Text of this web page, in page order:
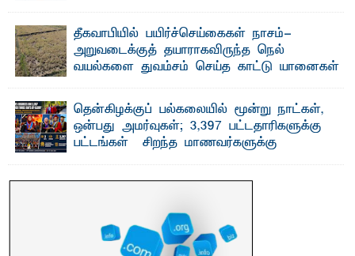
தீகவாபியில் பயிர்ச்செய்கைகள் நாசம்-
அறுவடைக்குத் தயாராகவிருந்த நெல்
வயல்களை துவம்சம் செய்த காட்டு யானைகள்
காணப்பட்ட பல ...தென்கிழக்குப் பல்கலையில் மூன்று நாட்கள்,
ஒன்பது அமர்வுகள்; 3,397 பட்டதாரிகளுக்கு
பட்டங்கள் – சிறந்த மாணவர்களுக்கு
மற்றும் சிறப்புப் பரிசுகள்